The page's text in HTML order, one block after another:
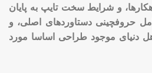
و شرایط سخت تایپ به پایان
حروفچینی دستاوردهای اصلی، و
دنیای موجود طراحی اساسا مورد